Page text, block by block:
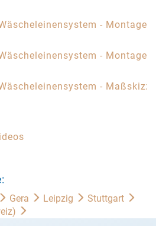
-
-
-
Gera Leipzig
Stuttgart